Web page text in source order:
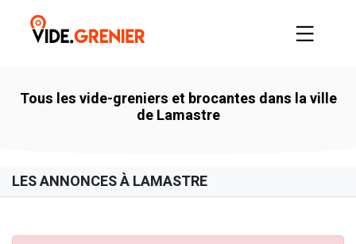
Tous les vide-greniers et brocantes dans la ville
de Lamastre
LES ANNONCES À LAMASTRE